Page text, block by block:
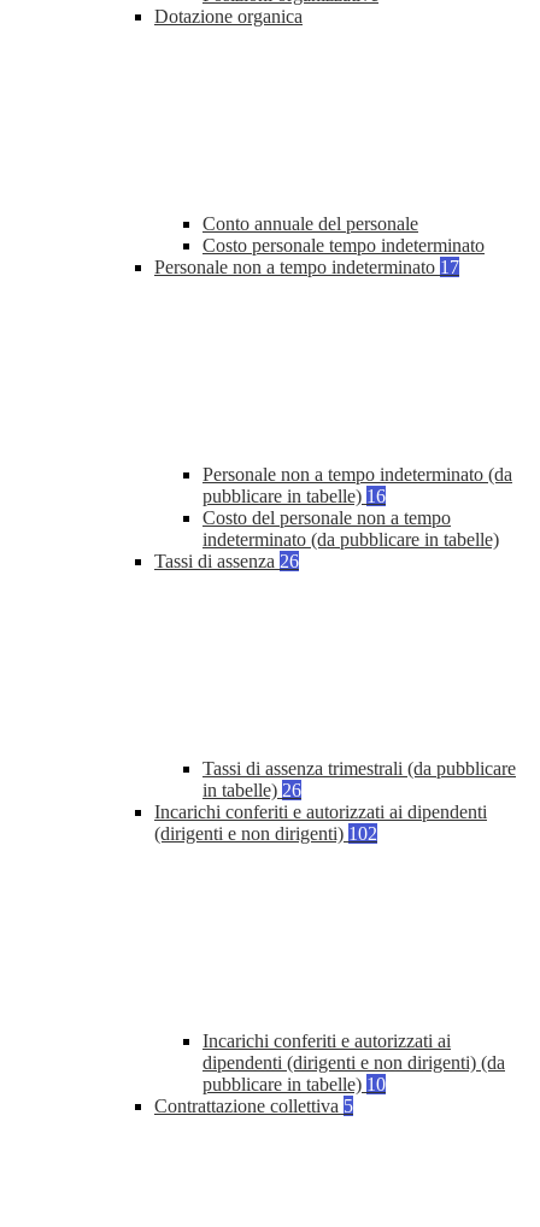
Dotazione organica
Conto annuale del personale
Costo personale tempo indeterminato
Personale non a tempo indeterminato 17
Personale non a tempo indeterminato (da
pubblicare in tabelle) 16
Costo del personale non a tempo
indeterminato (da pubblicare in tabelle)
Tassi di assenza 26
Tassi di assenza trimestrali (da pubblicare
in tabelle) 26
Incarichi conferiti e autorizzati ai dipendenti
(dirigenti e non dirigenti) 102
Incarichi conferiti e autorizzati ai
dipendenti (dirigenti e non dirigenti) (da
pubblicare in tabelle) 10
Contrattazione collettiva 5